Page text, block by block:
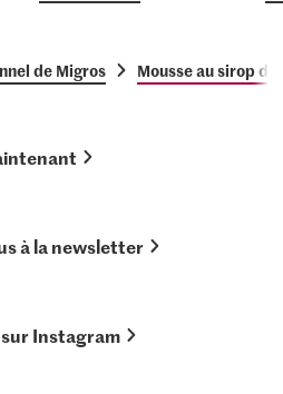
de Migros Mousse au sirop
à la newsletter
Instagram